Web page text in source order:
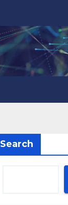
Search